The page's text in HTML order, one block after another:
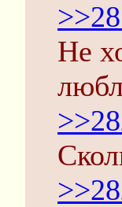
Не